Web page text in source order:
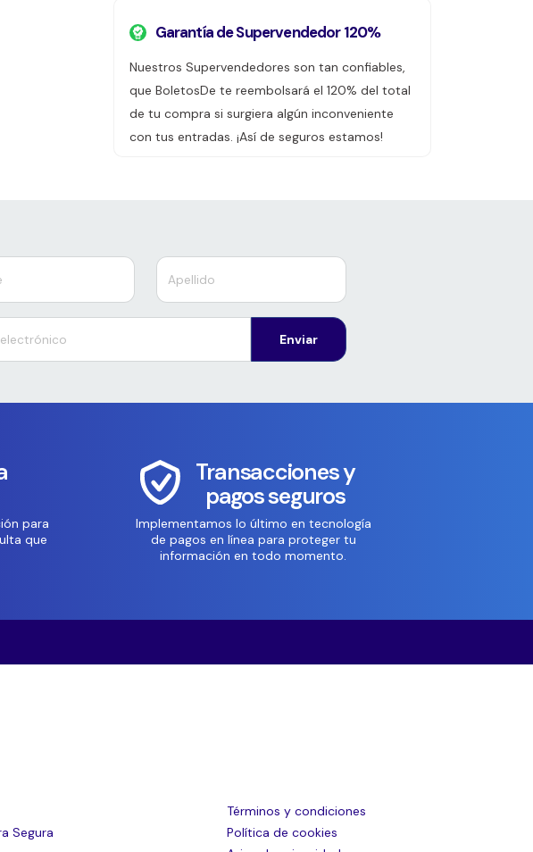
Garantía de Supervendedor 120%
Nuestros Supervendedores son tan confiables,
que BoletosDe te reembolsará el 120% del total
de tu compra si surgiera algún inconveniente
con tus entradas. ¡Así de seguros estamos!
Enviar
para
que
Transacciones y
pagos seguros
Implementamos lo último en tecnología
de pagos en línea para proteger tu
información en todo momento.
Segura
Términos y condiciones
Política de cookies